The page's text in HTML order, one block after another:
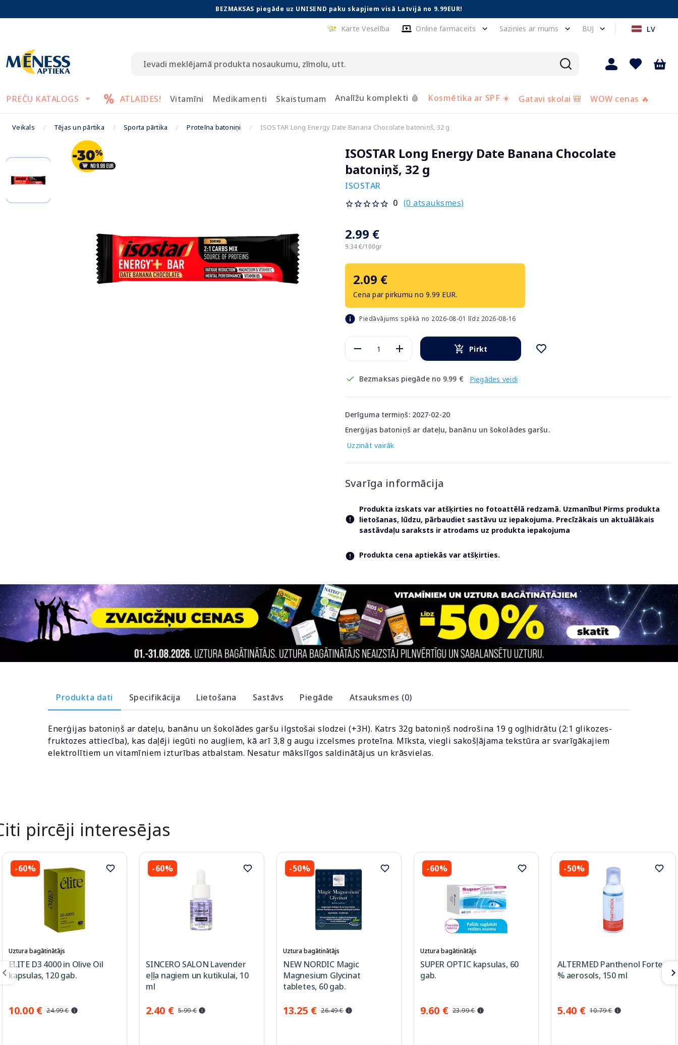
BEZMAKSAS piegāde uz UNISEND paku skapjiem visā Latvijā no 9.99EUR!
Karte Veselība Online farmaceits Sazinies ar mums BUJ LV
PREČU KATALOGS ATLAIDES! Vitamīni Medikamenti Skaistumam Analīžu komplekti 🩸 Kosmētika ar SPF ☀️ Gatavi skolai 🎒 WOW cenas 🔥
Veikals Tējas un pārtika Sporta pārtika Proteīna batoniņi ISOSTAR Long Energy Date Banana Chocolate batoniņš, 32 g
ISOSTAR Long Energy Date Banana Chocolate
batoniņš, 32 g
ISOSTAR
0 (0 atsauksmes)
2.99 €
9.34 €/100gr
2.09 €
Cena par pirkumu no 9.99 EUR.
Piedāvājums spēkā no 2026-08-01 līdz 2026-08-16
Pirkt
Bezmaksas piegāde no 9.99 € Piegādes veidi
Derīguma termiņš: 2027-02-20
Enerģijas batoniņš ar dateļu, banānu un šokolādes garšu.
Uzzināt vairāk
Svarīga informācija
Produkta izskats var atšķirties no fotoattēlā redzamā. Uzmanību! Pirms produkta
lietošanas, lūdzu, pārbaudiet sastāvu uz iepakojuma. Precīzākais un aktuālākais
sastāvdaļu saraksts ir atrodams uz produkta iepakojuma
Produkta cena aptiekās var atšķirties.
Produkta dati Specifikācija Lietošana Sastāvs Piegāde Atsauksmes (0)
Enerģijas batoniņš ar dateļu, banānu un šokolādes garšu ilgstošai slodzei (+3H). Katrs 32g batoniņš nodrošina 19 g ogļhidrātu (2:1 glikozes-
fruktozes attiecība), kas daļēji iegūti no augļiem, kā arī 3,8 g augu izcelsmes proteīna. Mīksta, viegli sakošļājama tekstūra ar svarīgākajiem
elektrolītiem un vitamīniem izturības atbalstam. Nesatur mākslīgos saldinātājus un krāsvielas.
pircēji interesējas
-60%
Uztura bagātinātājs
ELITE D3 4000 in Olive Oil
kapsulas, 120 gab.
10.00 € 24.99 €
-60%
SINCERO SALON Lavender
eļļa nagiem un kutikulai, 10
ml
2.40 € 5.99 €
-50%
Uztura bagātinātājs
NEW NORDIC Magic
Magnesium Glycinat
tabletes, 60 gab.
13.25 € 26.49 €
-60%
Uztura bagātinātājs
SUPER OPTIC kapsulas, 60
gab.
9.60 € 23.99 €
-50%
ALTERMED Panthenol Forte 9
% aerosols, 150 ml
5.40 € 10.79 €